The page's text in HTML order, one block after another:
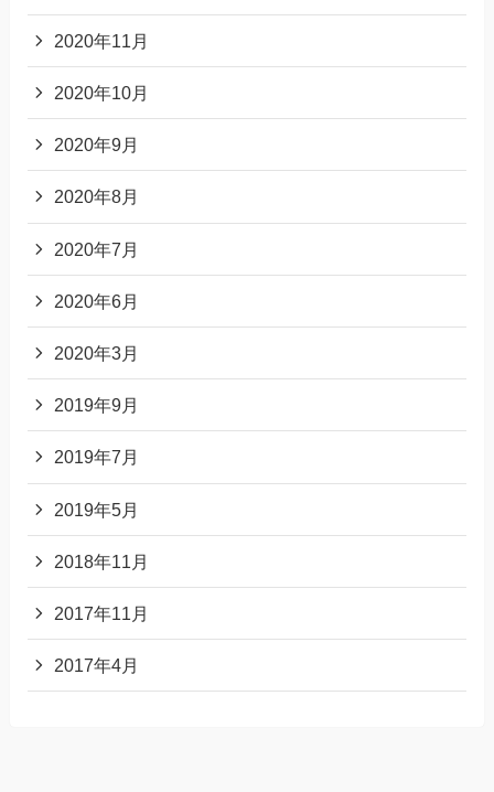
2020年11月
2020年10月
2020年9月
2020年8月
2020年7月
2020年6月
2020年3月
2019年9月
2019年7月
2019年5月
2018年11月
2017年11月
2017年4月